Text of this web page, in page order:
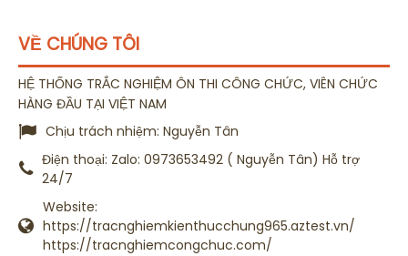
VỀ CHÚNG TÔI
HỆ THỐNG TRẮC NGHIỆM ÔN THI CÔNG CHỨC, VIÊN CHỨC
HÀNG ĐẦU TẠI VIỆT NAM
Chịu trách nhiệm: Nguyễn Tân
Điện thoại: Zalo: 0973653492 ( Nguyễn Tân) Hỗ trợ
24/7
Website:
https://tracnghiemkienthucchung965.aztest.vn/
https://tracnghiemcongchuc.com/